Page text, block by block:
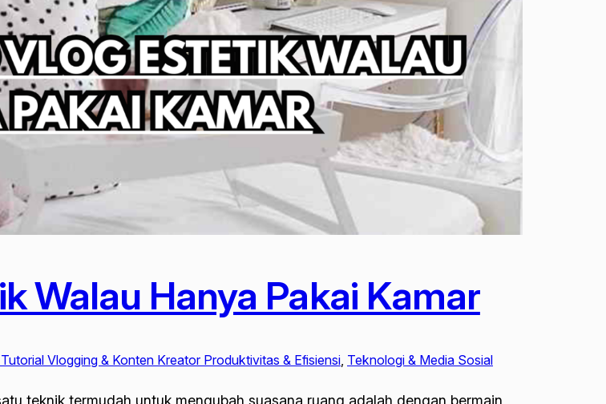
Walau Hanya Pakai Kamar
Vlogging & Konten Kreator Produktivitas & Efisiensi Teknologi & Media Sosial
teknik termudah untuk mengubah suasana ruang adalah dengan bermain